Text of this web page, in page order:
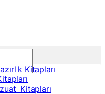
Kitapları
Kitapları